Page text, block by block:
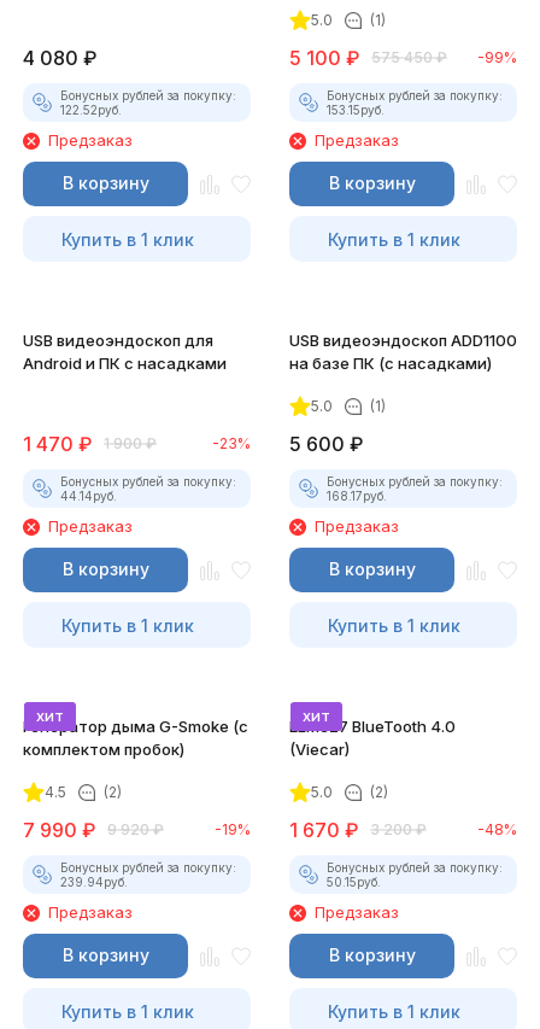
4 080 ₽
Бонусных рублей за покупку:
122.52руб.
Предзаказ
В корзину
Купить в 1 клик
5.0 (1)
5 100 ₽ 575 450 ₽ -99%
Бонусных рублей за покупку:
153.15руб.
Предзаказ
В корзину
Купить в 1 клик
USB видеоэндоскоп для
Android и ПК с насадками
1 470 ₽ 1 900 ₽ -23%
Бонусных рублей за покупку:
44.14руб.
Предзаказ
В корзину
Купить в 1 клик
USB видеоэндоскоп ADD1100
на базе ПК (с насадками)
5.0 (1)
5 600 ₽
Бонусных рублей за покупку:
168.17руб.
Предзаказ
В корзину
Купить в 1 клик
хит
Генератор дыма G-Smoke (c
комплектом пробок)
4.5 (2)
7 990 ₽ 9 920 ₽ -19%
Бонусных рублей за покупку:
239.94руб.
Предзаказ
В корзину
Купить в 1 клик
хит
ELM327 BlueTooth 4.0
(Viecar)
5.0 (2)
1 670 ₽ 3 200 ₽ -48%
Бонусных рублей за покупку:
50.15руб.
Предзаказ
В корзину
Купить в 1 клик